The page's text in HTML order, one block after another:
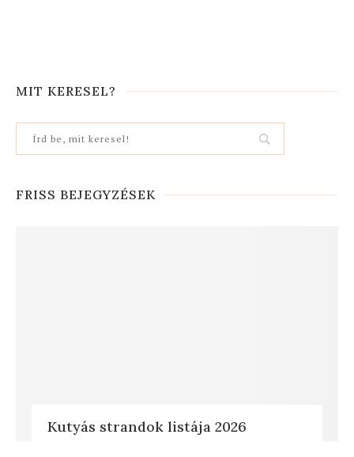
MIT KERESEL?
FRISS BEJEGYZÉSEK
Kutyás strandok listája 2026